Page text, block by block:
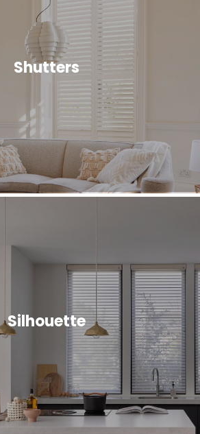
Shutters
Silhouette